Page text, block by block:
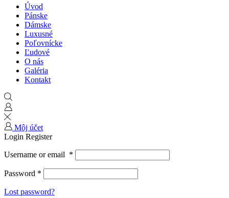
Úvod
Pánske
Dámske
Luxusné
Poľovnícke
Ľudové
O nás
Galéria
Kontakt
Môj účet
Login Register
Username or email *
Password *
Lost password?